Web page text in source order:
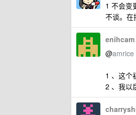
1 不会变
不谈。在
enihcam
@amrice
1 、这个
2 、我以